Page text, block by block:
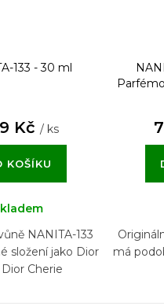
133 - 30 ml
Kč / ks
KOŠÍKU
NANITA-133
složení jako Dior
Dior Cherie
má